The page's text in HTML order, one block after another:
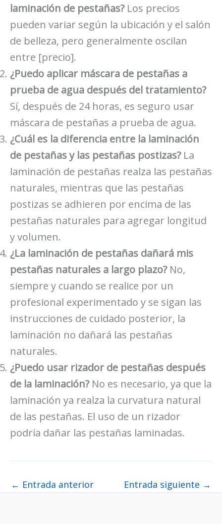
laminación de pestañas?Los precios
pueden variar según la ubicación y el salón
de belleza, pero generalmente oscilan
entre [precio].
¿Puedo aplicar máscara de pestañas a
prueba de agua después del tratamiento?
Sí, después de 24 horas, es seguro usar
máscara de pestañas a prueba de agua.
¿Cuál es la diferencia entre la laminación
de pestañas y las pestañas postizas?La
laminación de pestañas realza las pestañas
naturales, mientras que las pestañas
postizas se adhieren por encima de las
pestañas naturales para agregar longitud
y volumen.
¿La laminación de pestañas dañará mis
pestañas naturales a largo plazo?No,
siempre y cuando se realice por un
profesional experimentado y se sigan las
instrucciones de cuidado posterior, la
laminación no dañará las pestañas
naturales.
¿Puedo usar rizador de pestañas después
de la laminación?No es necesario, ya que la
laminación ya realza la curvatura natural
de las pestañas. El uso de un rizador
podría dañar las pestañas laminadas.
← Entrada anterior Entrada siguiente →